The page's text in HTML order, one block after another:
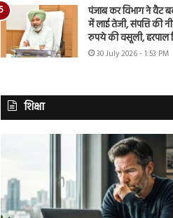
पंजाब कर विभाग ने वैट
में लाई तेजी, संपत्ति की
रुपये की वसूली, हरपाल
30 July 2026 - 1:53 PM
शिक्षा